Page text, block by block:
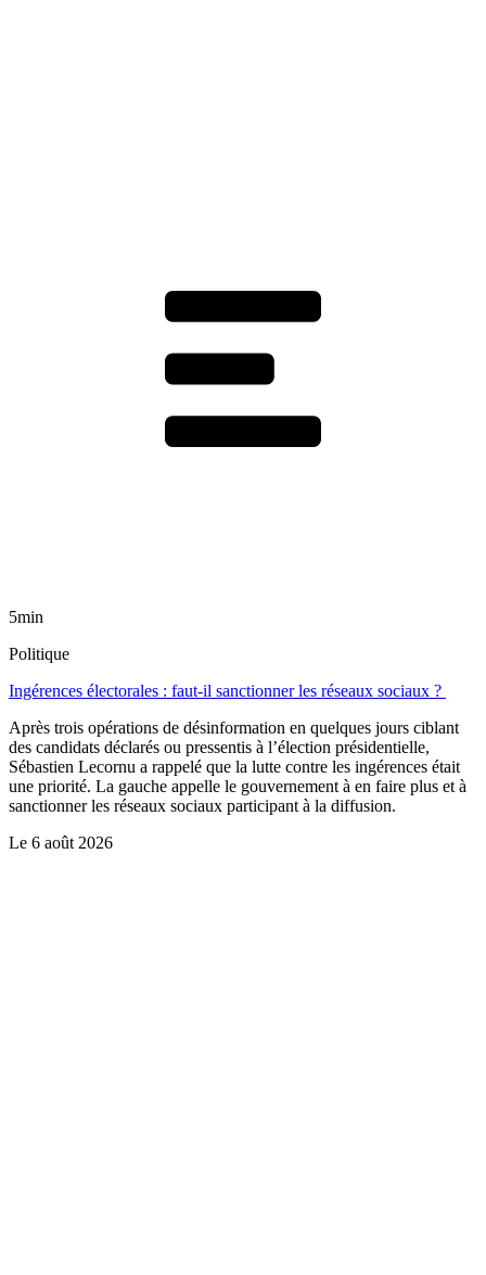
5min
Politique
Ingérences électorales : faut-il sanctionner les réseaux sociaux ?
Après trois opérations de désinformation en quelques jours ciblant
des candidats déclarés ou pressentis à l’élection présidentielle,
Sébastien Lecornu a rappelé que la lutte contre les ingérences était
une priorité. La gauche appelle le gouvernement à en faire plus et à
sanctionner les réseaux sociaux participant à la diffusion.
Le 6 août 2026